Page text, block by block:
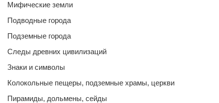
Мифические земли
Подводные города
Подземные города
Следы древних цивилизаций
Знаки и символы
Колокольные пещеры, подземные храмы, церкви
Пирамиды, дольмены, сейды